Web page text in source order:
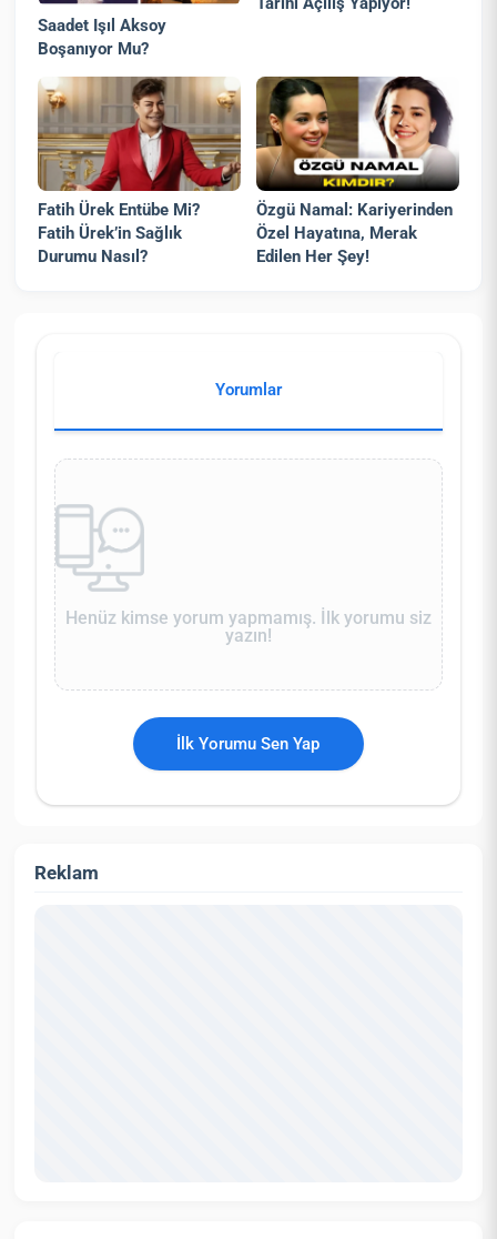
Saadet Işıl Aksoy
Boşanıyor Mu?
Fatih Ürek Entübe Mi?
Fatih Ürek’in Sağlık
Durumu Nasıl?
Özgü Namal: Kariyerinden
Özel Hayatına, Merak
Edilen Her Şey!
Yorumlar
Henüz kimse yorum yapmamış. İlk yorumu siz
yazın!
İlk Yorumu Sen Yap
Reklam